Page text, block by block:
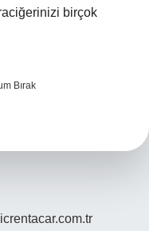
birçok
Bırak